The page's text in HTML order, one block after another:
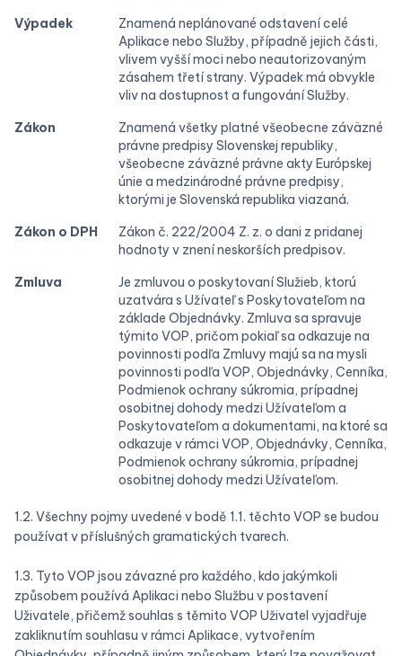
Výpadek
Znamená neplánované odstavení celé
Aplikace nebo Služby, případně jejich části,
vlivem vyšší moci nebo neautorizovaným
zásahem třetí strany. Výpadek má obvykle
vliv na dostupnost a fungování Služby.
Zákon
Znamená všetky platné všeobecne záväzné
právne predpisy Slovenskej republiky,
všeobecne záväzné právne akty Európskej
únie a medzinárodné právne predpisy,
ktorými je Slovenská republika viazaná.
Zákon o DPH
Zákon č. 222/2004 Z. z. o dani z pridanej
hodnoty v znení neskorších predpisov.
Zmluva
Je zmluvou o poskytovaní Služieb, ktorú
uzatvára s Užívateľ s Poskytovateľom na
základe Objednávky. Zmluva sa spravuje
týmito VOP, pričom pokiaľ sa odkazuje na
povinnosti podľa Zmluvy majú sa na mysli
povinnosti podľa VOP, Objednávky, Cenníka,
Podmienok ochrany súkromia, prípadnej
osobitnej dohody medzi Užívateľom a
Poskytovateľom a dokumentami, na ktoré sa
odkazuje v rámci VOP, Objednávky, Cenníka,
Podmienok ochrany súkromia, prípadnej
osobitnej dohody medzi Užívateľom.
1.2. Všechny pojmy uvedené v bodě 1.1. těchto VOP se budou
používat v příslušných gramatických tvarech.
1.3. Tyto VOP jsou závazné pro každého, kdo jakýmkoli
způsobem používá Aplikaci nebo Službu v postavení
Uživatele, přičemž souhlas s těmito VOP Uživatel vyjadřuje
zakliknutím souhlasu v rámci Aplikace, vytvořením